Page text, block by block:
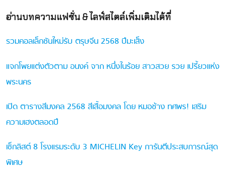
อ่านบทความแฟชั่น & ไลฟ์สไตล์เพิ่มเติมได้ที่
รวมคอลเล็กชันใหม่รับ ตรุษจีน 2568 ปีมะเส็ง
แจกโพยแต่งตัวตาม อนงค์ จาก หนึ่งในร้อย สาวสวย รวย เปรี้ยวแห่ง
พระนคร
เปิด ตารางสีมงคล 2568 สีเสื้อมงคล โดย หมอช้าง ทศพร! เสริม
ความเฮงตลอดปี
เช็กลิสต์ 8 โรงแรมระดับ 3 MICHELIN Key การันตีประสบการณ์สุด
พิเศษ